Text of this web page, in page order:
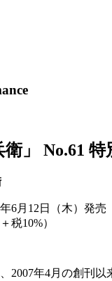
衛」 No.61 特
6月12日（木）発売
税10%）
2007年4月の創刊